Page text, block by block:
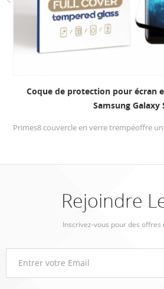
Protections d'écran en verre trempé
iPhone 6 / 6s
Rejoindre
Inscrivez-vous pour des offres